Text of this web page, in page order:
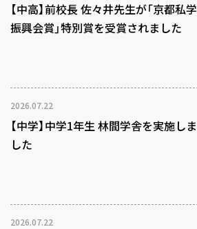
【中高】前校長 佐々井先生が「京都私学
振興会賞」特別賞を受賞されました
2026.07.22
【中学】中学1年生 林間学舎を実施しま
した
2026.07.22